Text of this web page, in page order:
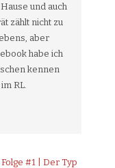
und auch
zählt nicht zu
aber
habe ich
kennen
RL.
#1 | Der Typ